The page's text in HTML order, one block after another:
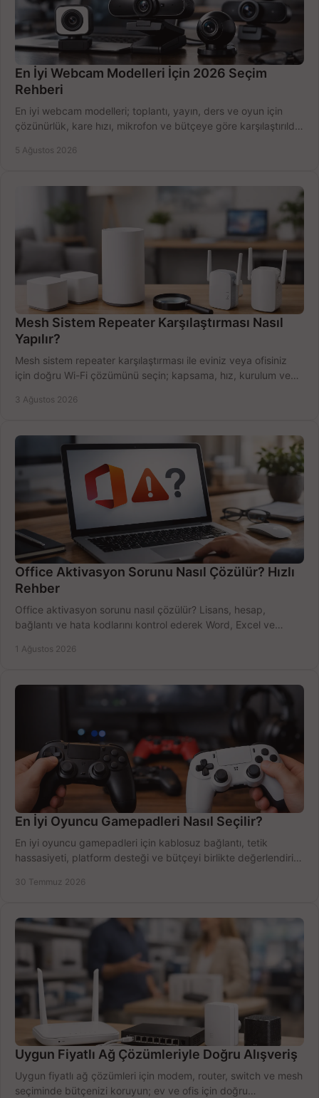
En İyi Webcam Modelleri İçin 2026 Seçim
Rehberi
En iyi webcam modelleri; toplantı, yayın, ders ve oyun için
çözünürlük, kare hızı, mikrofon ve bütçeye göre karşılaştırıldı.
5 Ağustos 2026
Mesh Sistem Repeater Karşılaştırması Nasıl
Yapılır?
Mesh sistem repeater karşılaştırması ile eviniz veya ofisiniz
için doğru Wi-Fi çözümünü seçin; kapsama, hız, kurulum ve
3 Ağustos 2026
Office Aktivasyon Sorunu Nasıl Çözülür? Hızlı
Rehber
Office aktivasyon sorunu nasıl çözülür? Lisans, hesap,
bağlantı ve hata kodlarını kontrol ederek Word, Excel ve
1 Ağustos 2026
En İyi Oyuncu Gamepadleri Nasıl Seçilir?
En iyi oyuncu gamepadleri için kablosuz bağlantı, tetik
hassasiyeti, platform desteği ve bütçeyi birlikte değerlendirin;
30 Temmuz 2026
Uygun Fiyatlı Ağ Çözümleriyle Doğru Alışveriş
Uygun fiyatlı ağ çözümleri için modem, router, switch ve mesh
seçiminde bütçenizi koruyun; ev ve ofis için doğru